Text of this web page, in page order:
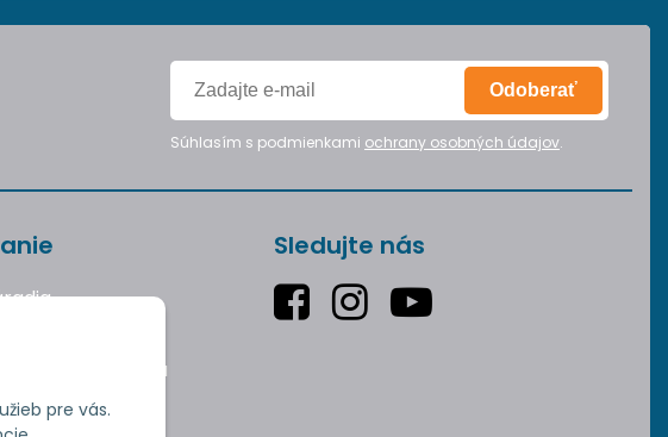
pre vás.
Odoberať
Súhlasím s podmienkami ochrany osobných údajov.
a vrátenie tovaru
údajov
Sledujte nás